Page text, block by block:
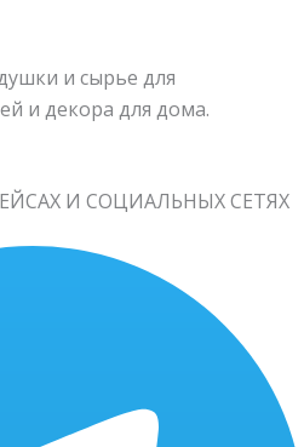
и сырье для
и декора для дома.
И СОЦИАЛЬНЫХ СЕТЯХ